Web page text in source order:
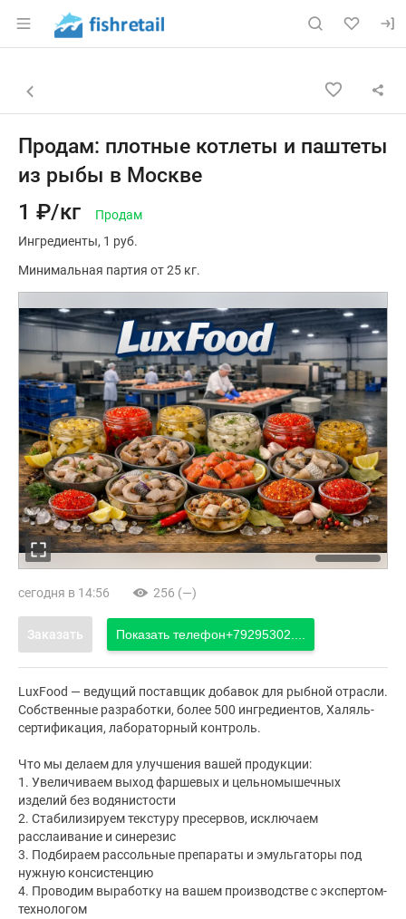
Раздел навигации по сайту fishretail.ru
Объявление: Продам:
Навигация и управление объявлением
Назад к списку объявлений
Продам: плотные котлеты и паштеты
из рыбы в Москве
1 ₽/кг
Продам
Ингредиенты 1 руб.
Минимальная партия от 25 кг.
сегодня в 14:56 256 (—)
Заказать Показать телефон+79295302....
LuxFood — ведущий поставщик добавок для рыбной отрасли.
Собственные разработки, более 500 ингредиентов, Халяль-
сертификация, лабораторный контроль.
Что мы делаем для улучшения вашей продукции:
1. Увеличиваем выход фаршевых и цельномышечных
изделий без водянистости
2. Стабилизируем текстуру пресервов, исключаем
расслаивание и синерезис
3. Подбираем рассольные препараты и эмульгаторы под
нужную консистенцию
4. Проводим выработку на вашем производстве с экспертом-
технологом